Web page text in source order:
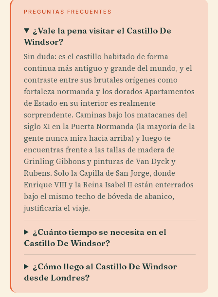
PREGUNTAS FRECUENTES
¿Vale la pena visitar el Castillo De
Windsor?
Sin duda: es el castillo habitado de forma
continua más antiguo y grande del mundo, y el
contraste entre sus brutales orígenes como
fortaleza normanda y los dorados Apartamentos
de Estado en su interior es realmente
sorprendente. Caminas bajo los matacanes del
siglo XI en la Puerta Normanda (la mayoría de la
gente nunca mira hacia arriba) y luego te
encuentras frente a las tallas de madera de
Grinling Gibbons y pinturas de Van Dyck y
Rubens. Solo la Capilla de San Jorge, donde
Enrique VIII y la Reina Isabel II están enterrados
bajo el mismo techo de bóveda de abanico,
justificaría el viaje.
¿Cuánto tiempo se necesita en el
Castillo De Windsor?
¿Cómo llego al Castillo De Windsor
desde Londres?